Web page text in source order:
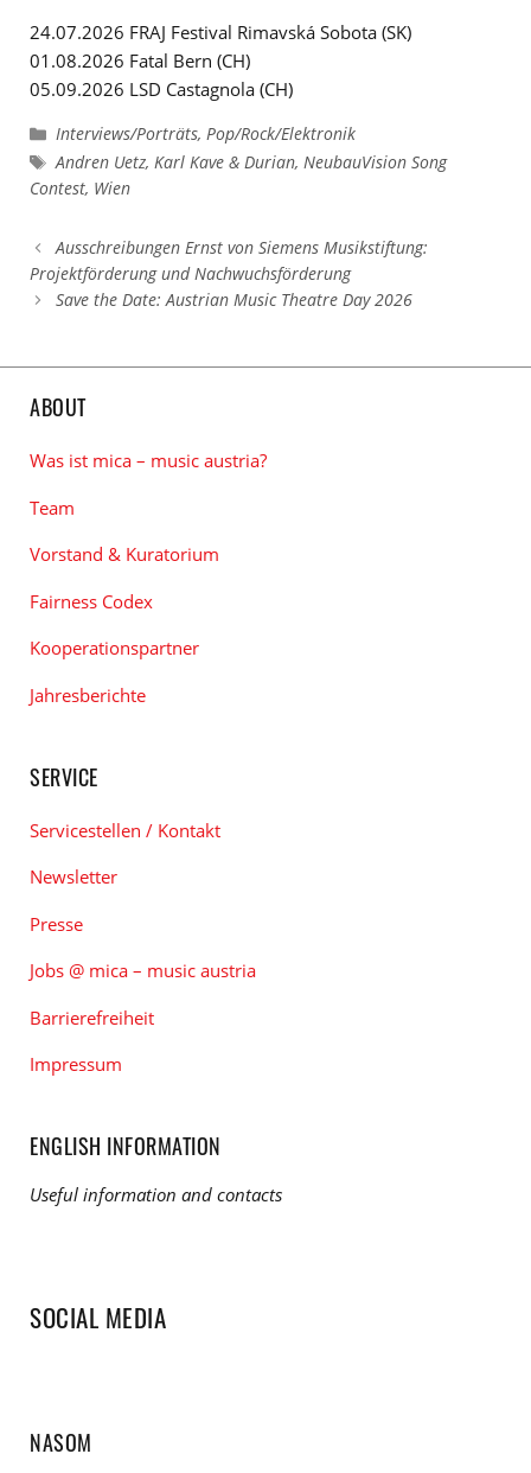
24.07.2026 FRAJ Festival Rimavská Sobota (SK)
01.08.2026 Fatal Bern (CH)
05.09.2026 LSD Castagnola (CH)
Kategorien
Interviews/Porträts,Pop/Rock/Elektronik
Schlagwörter
Andren Uetz,Karl Kave & Durian,NeubauVision Song
Contest, Wien
Ausschreibungen Ernst von Siemens Musikstiftung:
Projektförderung und Nachwuchsförderung
Save the Date: Austrian Music Theatre Day 2026
ABOUT
Was ist mica – music austria?
Team
Vorstand & Kuratorium
Fairness Codex
Kooperationspartner
Jahresberichte
SERVICE
Servicestellen / Kontakt
Newsletter
Presse
Jobs @ mica – music austria
Barrierefreiheit
Impressum
ENGLISH INFORMATION
Useful information and contacts
SOCIAL MEDIA
NASOM